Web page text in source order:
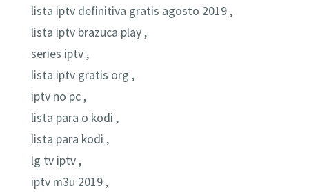
lista iptv definitiva gratis agosto 2019 ,
lista iptv brazuca play ,
series iptv ,
lista iptv gratis org ,
iptv no pc ,
lista para o kodi ,
lista para kodi ,
lg tv iptv ,
iptv m3u 2019 ,